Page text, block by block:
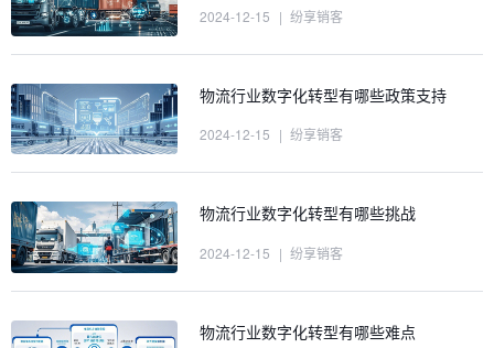
2024-12-15 | 纷享销客
物流行业数字化转型有哪些政策支持
2024-12-15 | 纷享销客
物流行业数字化转型有哪些挑战
2024-12-15 | 纷享销客
物流行业数字化转型有哪些难点